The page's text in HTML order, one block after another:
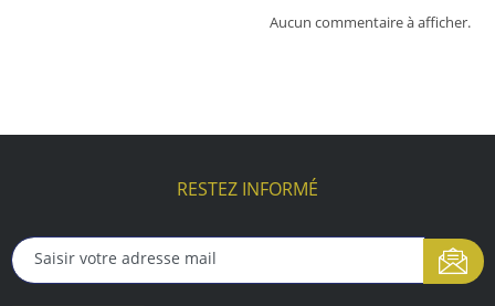
Aucun commentaire à afficher.
RESTEZ INFORMÉ